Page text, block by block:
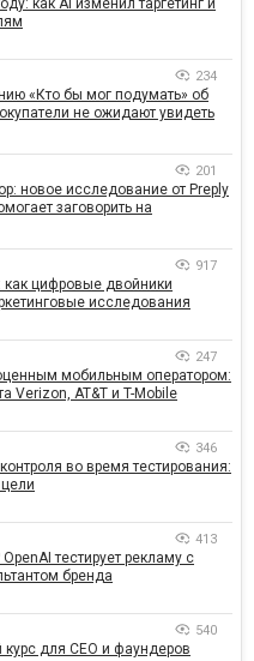
234
«Кто бы мог подумать» об
не ожидают увидеть
201
новое исследование от Preply
заговорить на
917
цифровые двойники
исследования
247
мобильным оператором:
Verizon, AT&T и T-Mobile
346
во время тестирования:
413
тестирует рекламу с
бренда
540
для CEO и фаундеров